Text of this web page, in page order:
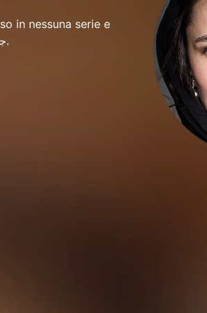
15 film. Al cinema, come Simin nel lungometraggio جدایی نادر از سیمین.